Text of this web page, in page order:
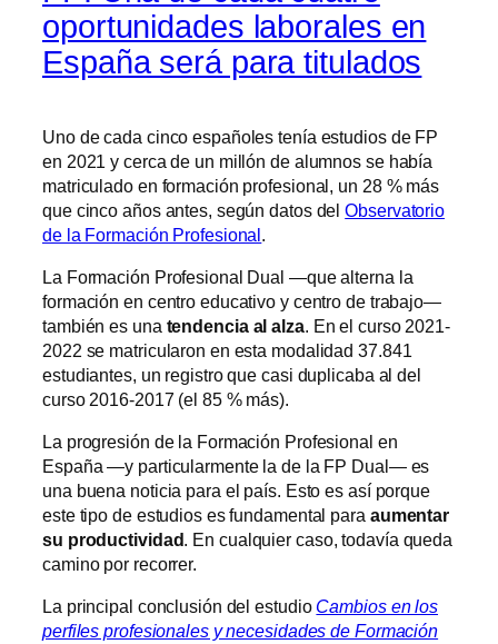
oportunidades laborales en
España será para titulados
Uno de cada cinco españoles tenía estudios de FP
en 2021 y cerca de un millón de alumnos se había
matriculado en formación profesional, un 28 % más
que cinco años antes, según datos delObservatorio
de la Formación Profesional.
La Formación Profesional Dual —que alterna la
formación en centro educativo y centro de trabajo—
también es una tendencia al alza. En el curso 2021-
2022 se matricularon en esta modalidad 37.841
estudiantes, un registro que casi duplicaba al del
curso 2016-2017 (el 85 % más).
La progresión de la Formación Profesional en
España —y particularmente la de la FP Dual— es
una buena noticia para el país. Esto es así porque
este tipo de estudios es fundamental para aumentar
su productividad. En cualquier caso, todavía queda
camino por recorrer.
La principal conclusión del estudio Cambios en los
perfiles profesionales y necesidades de Formación